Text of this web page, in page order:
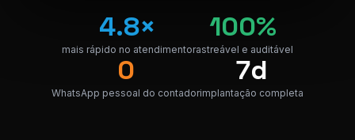
da nota.
PDF · 248 KB
4.8×
mais rápido no atendimento
100%
rastreável e auditável
0
WhatsApp pessoal do contador
7d
implantação completa